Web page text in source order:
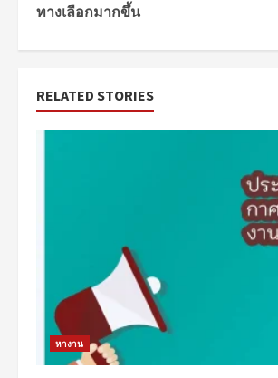
ทางเลือกมากขึ้น
RELATED STORIES
หางาน